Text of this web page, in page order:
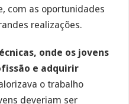
com as oportunidades
realizações.
onde os jovens
e adquirir
o trabalho
deveriam ser